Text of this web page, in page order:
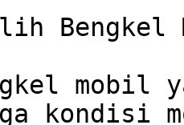
mobil
kondisi